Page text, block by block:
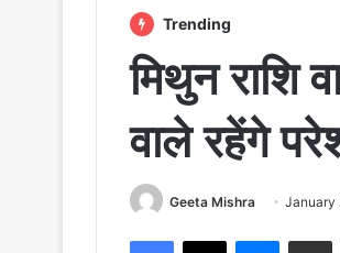
Trending
मिथुन राशि
वाले रहेंगे
Geeta Mishra January
Facebook
X